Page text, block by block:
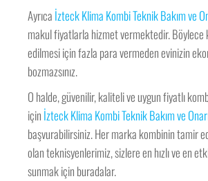
Ayrıca İzteck Klima Kombi Teknik Bakım ve
makul fiyatlarla hizmet vermektedir.
edilmesi için fazla para vermeden evinizin
bozmazsınız.
O halde, güvenilir, kaliteli ve uygun fiyatlı
için İzteck Klima Kombi Teknik Bakım ve
başvurabilirsiniz. Her marka kombinin tamir
olan teknisyenlerimiz, sizlere en hızlı ve en
sunmak için buradalar.